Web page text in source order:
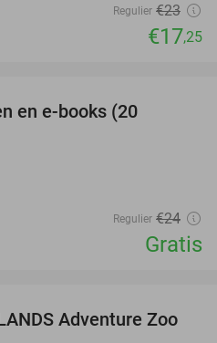
Regulier €23
€17,25
en e-books (20
Regulier €24
Gratis
24%
Adventure Zoo